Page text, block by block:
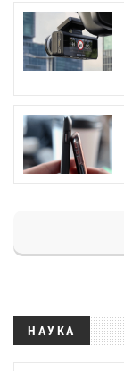
НАУКА